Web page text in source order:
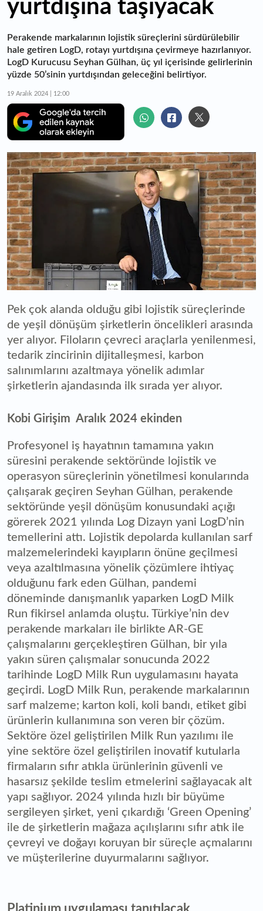
yurtdışına taşıyacak
Perakende markalarının lojistik süreçlerini sürdürülebilir
hale getiren LogD, rotayı yurtdışına çevirmeye hazırlanıyor.
LogD Kurucusu Seyhan Gülhan, üç yıl içerisinde gelirlerinin
yüzde 50’sinin yurtdışından geleceğini belirtiyor.
19 Aralık 2024 | 12:00
Pek çok alanda olduğu gibi lojistik süreçlerinde
de yeşil dönüşüm şirketlerin öncelikleri arasında
yer alıyor. Filoların çevreci araçlarla yenilenmesi,
tedarik zincirinin dijitalleşmesi, karbon
salınımlarını azaltmaya yönelik adımlar
şirketlerin ajandasında ilk sırada yer alıyor.
Kobi Girişim Aralık 2024 ekinden
Profesyonel iş hayatının tamamına yakın
süresini perakende sektöründe lojistik ve
operasyon süreçlerinin yönetilmesi konularında
çalışarak geçiren Seyhan Gülhan, perakende
sektöründe yeşil dönüşüm konusundaki açığı
görerek 2021 yılında Log Dizayn yani LogD’nin
temellerini attı. Lojistik depolarda kullanılan sarf
malzemelerindeki kayıpların önüne geçilmesi
veya azaltılmasına yönelik çözümlere ihtiyaç
olduğunu fark eden Gülhan, pandemi
döneminde danışmanlık yaparken LogD Milk
Run fikirsel anlamda oluştu. Türkiye’nin dev
perakende markaları ile birlikte AR-GE
çalışmalarını gerçekleştiren Gülhan, bir yıla
yakın süren çalışmalar sonucunda 2022
tarihinde LogD Milk Run uygulamasını hayata
geçirdi. LogD Milk Run, perakende markalarının
sarf malzeme; karton koli, koli bandı, etiket gibi
ürünlerin kullanımına son veren bir çözüm.
Sektöre özel geliştirilen Milk Run yazılımı ile
yine sektöre özel geliştirilen inovatif kutularla
firmaların sıfır atıkla ürünlerinin güvenli ve
hasarsız şekilde teslim etmelerini sağlayacak alt
yapı sağlıyor. 2024 yılında hızlı bir büyüme
sergileyen şirket, yeni çıkardığı ‘Green Opening’
ile de şirketlerin mağaza açılışlarını sıfır atık ile
çevreyi ve doğayı koruyan bir süreçle açmalarını
ve müşterilerine duyurmalarını sağlıyor.
Platinium uygulaması tanıtılacak